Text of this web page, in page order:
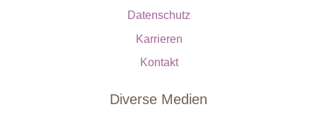
Datenschutz
Karrieren
Kontakt
Diverse Medien